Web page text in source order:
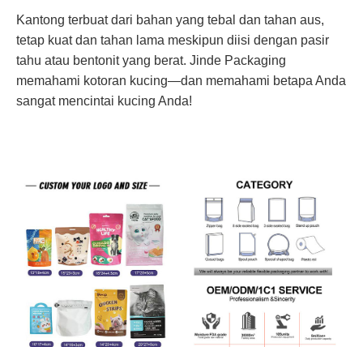
Kantong terbuat dari bahan yang tebal dan tahan aus,
tetap kuat dan tahan lama meskipun diisi dengan pasir
tahu atau bentonit yang berat. Jinde Packaging
memahami kotoran kucing—dan memahami betapa Anda
sangat mencintai kucing Anda!